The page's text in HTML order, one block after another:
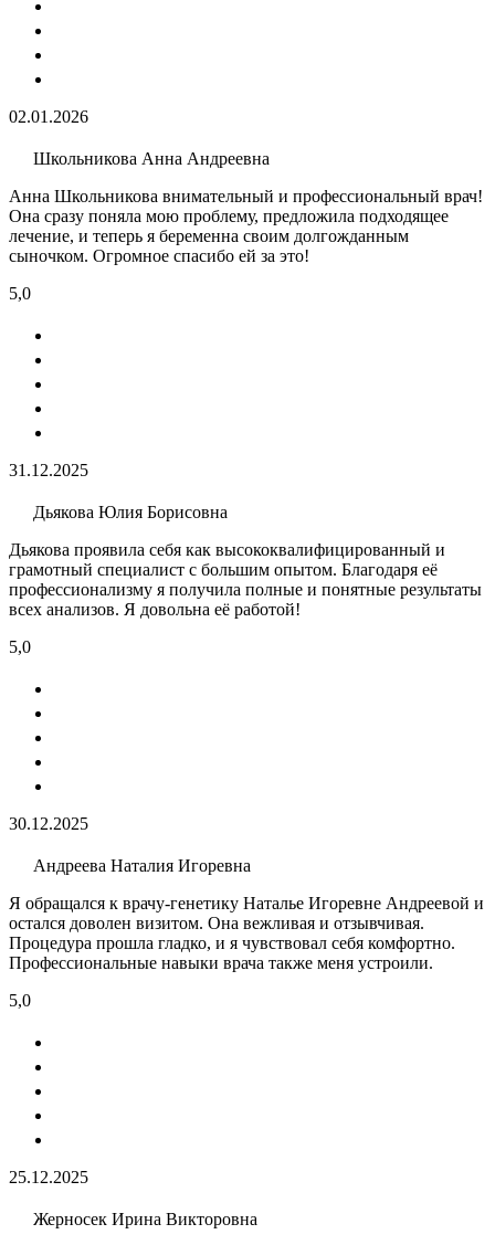
02.01.2026
Школьникова Анна Андреевна
Анна Школьникова внимательный и профессиональный врач!
Она сразу поняла мою проблему, предложила подходящее
лечение, и теперь я беременна своим долгожданным
сыночком. Огромное спасибо ей за это!
5,0
31.12.2025
Дьякова Юлия Борисовна
Дьякова проявила себя как высококвалифицированный и
грамотный специалист с большим опытом. Благодаря её
профессионализму я получила полные и понятные результаты
всех анализов. Я довольна её работой!
5,0
30.12.2025
Андреева Наталия Игоревна
Я обращался к врачу-генетику Наталье Игоревне Андреевой и
остался доволен визитом. Она вежливая и отзывчивая.
Процедура прошла гладко, и я чувствовал себя комфортно.
Профессиональные навыки врача также меня устроили.
5,0
25.12.2025
Жерносек Ирина Викторовна